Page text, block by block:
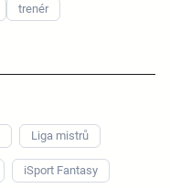
trenér
Liga mistrů
iSport Fantasy